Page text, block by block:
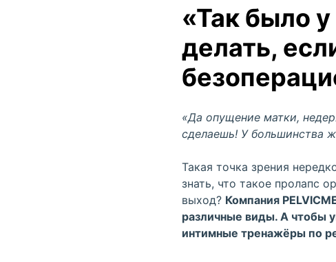
«Так было
делать,
«Да опущение матки,
сделаешь! У большинства
Такая точка зрения
знать, что такое пролапс
выход? Компания
различные виды. А чтобы
интимные тренажёры по